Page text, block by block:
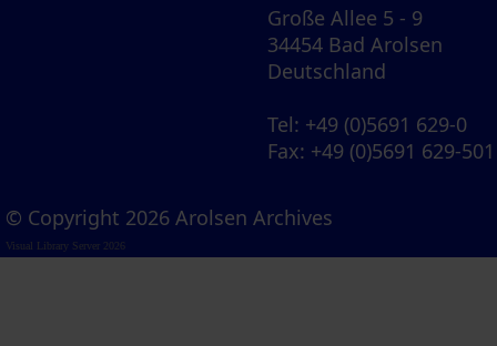
Große Allee 5 - 9
34454 Bad Arolsen
Deutschland
Tel: +49 (0)5691 629-0
Fax: +49 (0)5691 629-501
© Copyright 2026 Arolsen Archives
Visual Library Server 2026